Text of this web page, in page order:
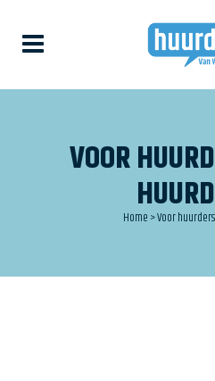
VOOR
Home >Voor